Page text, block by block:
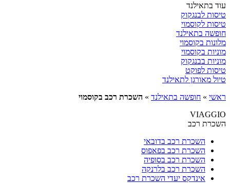
עוד בתאילנד
טיסות לבנגקוק
טיסות לקוסמוי
חופשה בתאילנד
מלונות בקוסמוי
מוניות בקוסמוי
מוניות בבנגקוק
טיסות לפוקט
טיול מאורגן לתאילנד
ראשי » חופשה בתאילנד » השכרת רכב בקוסמוי
VIAGGIO
השכרת רכב
השכרת רכב בדובאי
השכרת רכב בפאפוס
השכרת רכב בסופיה
השכרת רכב בלרנקה
אינדקס יעדי השכרת רכב